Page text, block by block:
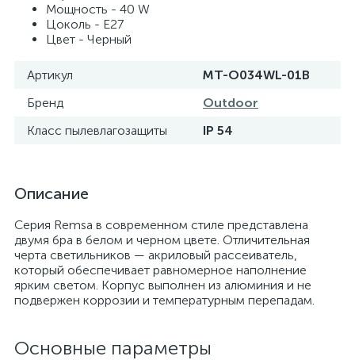
Мощность - 40 W
Цоколь - E27
Цвет - Черный
Артикул
MT-O034WL-01B
Бренд
Outdoor
Класс пылевлагозащиты
IP 54
Описание
Серия Remsa в современном стиле представлена
двумя бра в белом и черном цвете. Отличительная
черта светильников — акриловый рассеиватель,
который обеспечивает равномерное наполнение
ярким светом. Корпус выполнен из алюминия и не
подвержен коррозии и температурным перепадам.
Основные параметры